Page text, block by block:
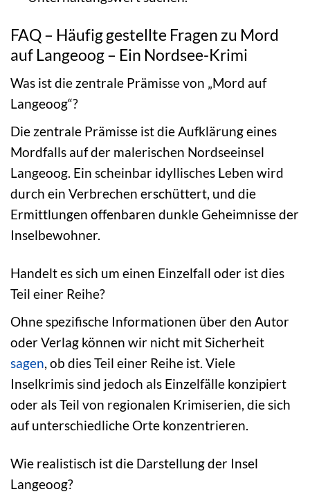
FAQ – Häufig gestellte Fragen zu Mord
auf Langeoog – Ein Nordsee-Krimi
Was ist die zentrale Prämisse von „Mord auf
Langeoog“?
Die zentrale Prämisse ist die Aufklärung eines
Mordfalls auf der malerischen Nordseeinsel
Langeoog. Ein scheinbar idyllisches Leben wird
durch ein Verbrechen erschüttert, und die
Ermittlungen offenbaren dunkle Geheimnisse der
Inselbewohner.
Handelt es sich um einen Einzelfall oder ist dies
Teil einer Reihe?
Ohne spezifische Informationen über den Autor
oder Verlag können wir nicht mit Sicherheit
sagen , ob dies Teil einer Reihe ist. Viele
Inselkrimis sind jedoch als Einzelfälle konzipiert
oder als Teil von regionalen Krimiserien, die sich
auf unterschiedliche Orte konzentrieren.
Wie realistisch ist die Darstellung der Insel
Langeoog?